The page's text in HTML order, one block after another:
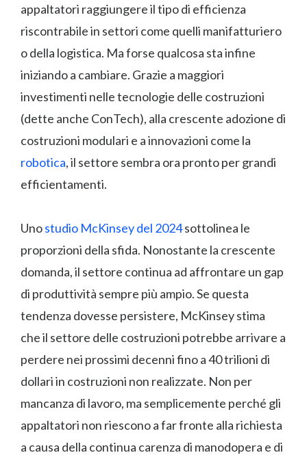
appaltatori raggiungere il tipo di efficienza
riscontrabile in settori come quelli manifatturiero
o della logistica. Ma forse qualcosa sta infine
iniziando a cambiare. Grazie a maggiori
investimenti nelle tecnologie delle costruzioni
(dette anche ConTech), alla crescente adozione di
costruzioni modulari e a innovazioni come la
robotica, il settore sembra ora pronto per grandi
efficientamenti.
Unostudio McKinsey del 2024sottolinea le
proporzioni della sfida. Nonostante la crescente
domanda, il settore continua ad affrontare un gap
di produttività sempre più ampio. Se questa
tendenza dovesse persistere, McKinsey stima
che il settore delle costruzioni potrebbe arrivare a
perdere nei prossimi decenni fino a 40 trilioni di
dollari in costruzioni non realizzate. Non per
mancanza di lavoro, ma semplicemente perché gli
appaltatori non riescono a far fronte alla richiesta
a causa della continua carenza di manodopera e di